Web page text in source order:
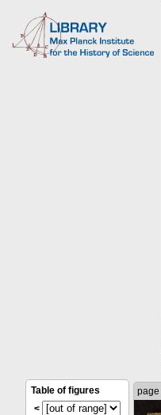
Table of figures
<
page